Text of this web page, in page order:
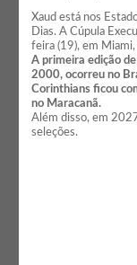
Xaud está nos
Dias. A Cúpula
feira (19), em
A primeira edição
2000, ocorreu no
Corinthians ficou
no Maracanã.
Além disso, em
seleções.